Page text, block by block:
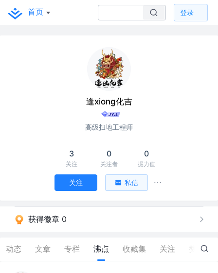
首页 登录
逢xiong化吉
高级扫地工程师
3
关注
0
关注者
0
掘力值
关注 私信
获得徽章 0
动态 文章 专栏 沸点 收藏集 关注 39